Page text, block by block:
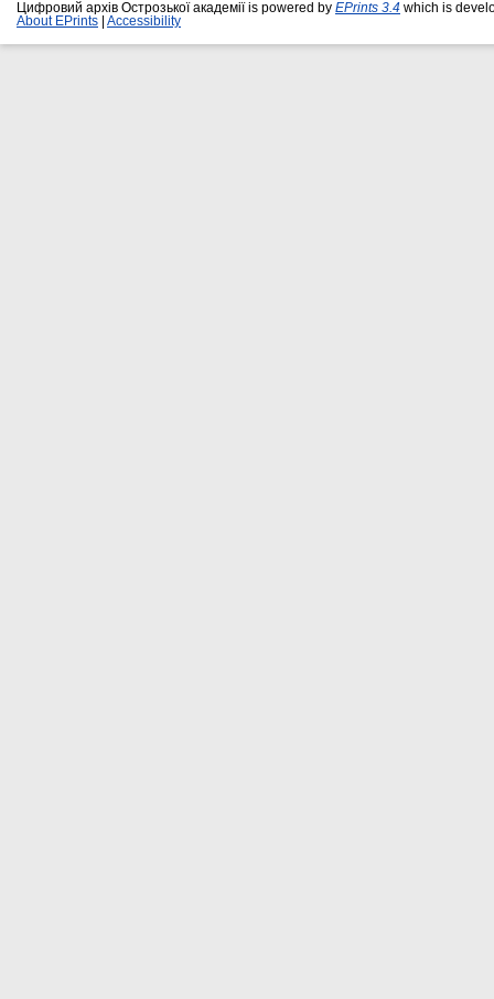
Цифровий архів Острозької академії is powered by EPrints 3.4 which is
About EPrints
Accessibility